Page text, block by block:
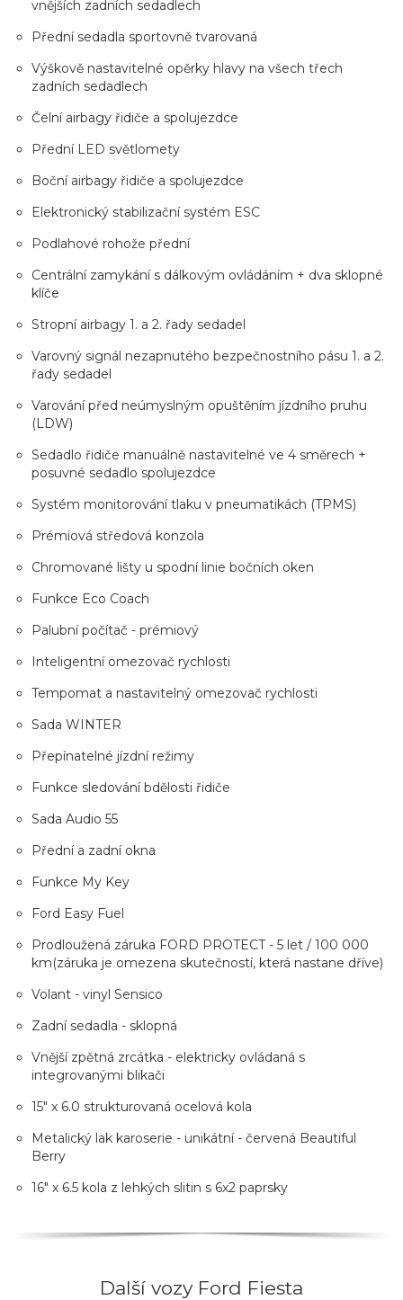
vnějších zadních sedadlech
Přední sedadla sportovně tvarovaná
Výškově nastavitelné opěrky hlavy na všech třech
zadních sedadlech
Čelní airbagy řidiče a spolujezdce
Přední LED světlomety
Boční airbagy řidiče a spolujezdce
Elektronický stabilizační systém ESC
Podlahové rohože přední
Centrální zamykání s dálkovým ovládáním + dva sklopné
klíče
Stropní airbagy 1. a 2. řady sedadel
Varovný signál nezapnutého bezpečnostního pásu 1. a 2.
řady sedadel
Varování před neúmyslným opuštěním jízdního pruhu
(LDW)
Sedadlo řidiče manuálně nastavitelné ve 4 směrech +
posuvné sedadlo spolujezdce
Systém monitorování tlaku v pneumatikách (TPMS)
Prémiová středová konzola
Chromované lišty u spodní linie bočních oken
Funkce Eco Coach
Palubní počítač - prémiový
Inteligentní omezovač rychlosti
Tempomat a nastavitelný omezovač rychlosti
Sada WINTER
Přepínatelné jízdní režimy
Funkce sledování bdělosti řidiče
Sada Audio 55
Přední a zadní okna
Funkce My Key
Ford Easy Fuel
Prodloužená záruka FORD PROTECT - 5 let / 100 000
km(záruka je omezena skutečností, která nastane dříve)
Volant - vinyl Sensico
Zadní sedadla - sklopná
Vnější zpětná zrcátka - elektricky ovládaná s
integrovanými blikači
15" x 6.0 strukturovaná ocelová kola
Metalický lak karoserie - unikátní - červená Beautiful
Berry
16" x 6.5 kola z lehkých slitin s 6x2 paprsky
Další vozy Ford Fiesta